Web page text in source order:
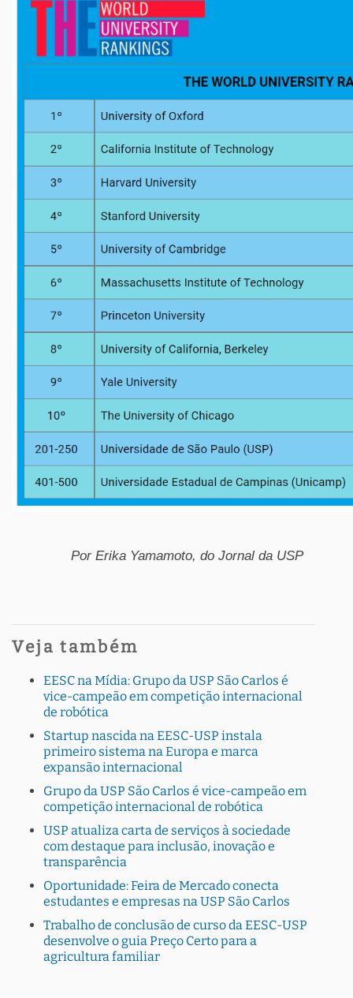
Por Erika Yamamoto, do Jornal da USP
Veja também
EESC na Mídia: Grupo da USP São Carlos é
vice-campeão em competição internacional
de robótica
Startup nascida na EESC-USP instala
primeiro sistema na Europa e marca
expansão internacional
Grupo da USP São Carlos é vice-campeão em
competição internacional de robótica
USP atualiza carta de serviços à sociedade
com destaque para inclusão, inovação e
transparência
Oportunidade: Feira de Mercado conecta
estudantes e empresas na USP São Carlos
Trabalho de conclusão de curso da EESC-USP
desenvolve o guia Preço Certo para a
agricultura familiar